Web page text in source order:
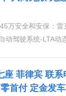
万安全和安保：
驾驶系统-LTA动
-BSM自动变道辅
(225/55)旅行备胎
菲律宾 联系
首付 定金发